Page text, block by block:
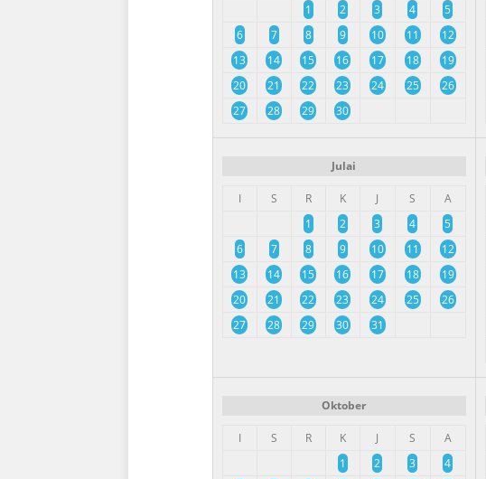
1
2 3 4
5
6
7 8 9 10 11
12
13
14 15 16 17 18
19
20
21 22 23 24 25
26
27
28 29 30
Julai
I S R K J S
A
1
2 3 4
5
6
7 8 9 10 11
12
13
14 15 16 17 18
19
20
21 22 23 24 25
26
27
28 29 30 31
Oktober
I S R K J S
A
1
2 3
4